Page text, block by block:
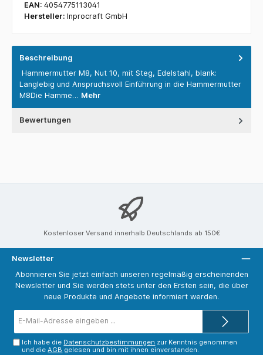
EAN: 4054775113041
Hersteller: Inprocraft GmbH
Beschreibung
Hammermutter M8, Nut 10, mit Steg, Edelstahl, blank:
Langlebig und Anspruchsvoll Einführung in die Hammermutter
M8Die Hamme… Mehr
Bewertungen
Kostenloser Versand innerhalb Deutschlands ab 150€
Newsletter
Abonnieren Sie jetzt einfach unseren regelmäßig erscheinenden
Newsletter und Sie werden stets unter den Ersten sein, die über
neue Produkte und Angebote informiert werden.
Mail-
Ich habe die Datenschutzbestimmungen zur Kenntnis genommen
und dieAGB gelesen und bin mit ihnen einverstanden.